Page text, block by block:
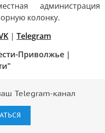
администрация
колонку.
| Telegram
Приволжье |
Telegram-канал